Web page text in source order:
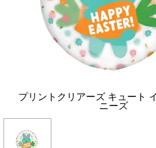
プリントクリアーズ キュート
ニーズ